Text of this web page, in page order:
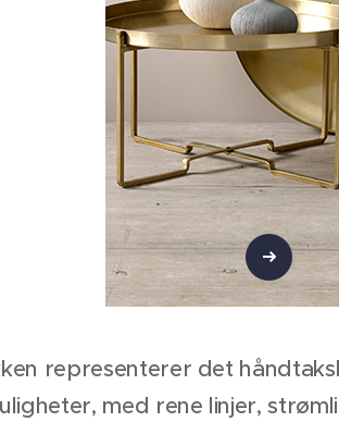
representerer det
med rene linjer,